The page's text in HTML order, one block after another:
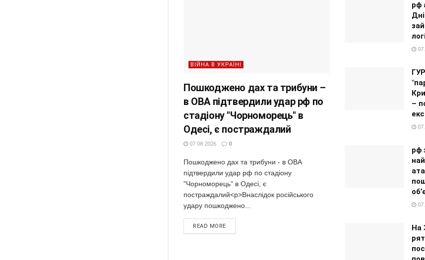
ВІЙНА В УКРАЇНІ
Пошкоджено дах та трибуни –
в ОВА підтвердили удар рф по
стадіону "Чорноморець" в
Одесі, є постраждалий
07.08.2026 0
Пошкоджено дах та трибуни - в ОВА
підтвердили удар рф по стадіону
"Чорноморець" в Одесі, є
постраждалий<p>Внаслідок російського
удару пошкоджено...
READ MORE
рф
–
рф
На